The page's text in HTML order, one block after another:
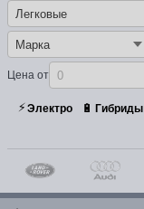
Цена от
⚡Электро 🔋 Гибриды